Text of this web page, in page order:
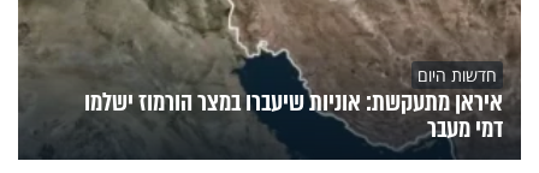
חדשות היום
איראן מתעקשת: אוניות שיעברו במצר הורמוז ישלמו
דמי מעבר